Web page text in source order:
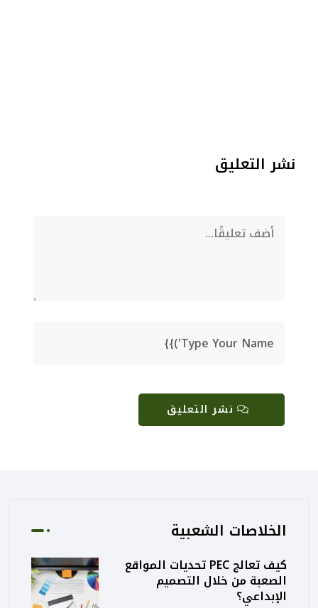
نشر التعليق
نشر التعليق
الخلاصات الشعبية
كيف تعالج PEC تحديات المواقع
الصعبة من خلال التصميم
الإبداعي؟